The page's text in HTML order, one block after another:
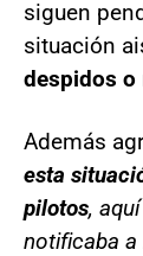
siguen
situación
despidos o
Además
esta
pilotos,
notificaba